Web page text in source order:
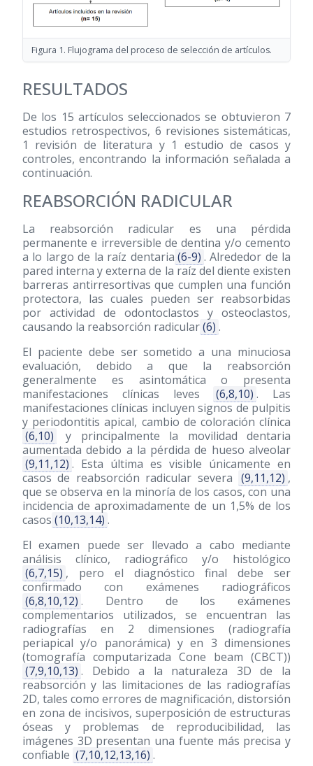
Figura 1. Flujograma del proceso de selección de artículos.
RESULTADOS
De los 15 artículos seleccionados se obtuvieron 7
estudios retrospectivos, 6 revisiones sistemáticas,
1 revisión de literatura y 1 estudio de casos y
controles, encontrando la información señalada a
continuación.
REABSORCIÓN RADICULAR
La reabsorción radicular es una pérdida
permanente e irreversible de dentina y/o cemento
a lo largo de la raíz dentaria (6-9) . Alrededor de la
pared interna y externa de la raíz del diente existen
barreras antirresortivas que cumplen una función
protectora, las cuales pueden ser reabsorbidas
por actividad de odontoclastos y osteoclastos,
causando la reabsorción radicular(6) .
El paciente debe ser sometido a una minuciosa
evaluación, debido a que la reabsorción
generalmente es asintomática o presenta
manifestaciones clínicas leves
(6,8,10) . Las
manifestaciones clínicas incluyen signos de pulpitis
y periodontitis apical, cambio de coloración clínica
(6,10)
y principalmente la movilidad dentaria
aumentada debido a la pérdida de hueso alveolar
(9,11,12) . Esta última es visible únicamente en
casos de reabsorción radicular severa (9,11,12) ,
que se observa en la minoría de los casos, con una
incidencia de aproximadamente de un 1,5% de los
casos (10,13,14) .
El examen puede ser llevado a cabo mediante
análisis clínico, radiográfico y/o histológico
(6,7,15) , pero el diagnóstico final debe ser
confirmado con exámenes radiográficos
(6,8,10,12) . Dentro de los exámenes
complementarios utilizados, se encuentran las
radiografías en 2 dimensiones (radiografía
periapical y/o panorámica) y en 3 dimensiones
(tomografía computarizada Cone beam (CBCT))
(7,9,10,13) . Debido a la naturaleza 3D de la
reabsorción y las limitaciones de las radiografías
2D, tales como errores de magnificación, distorsión
en zona de incisivos, superposición de estructuras
óseas y problemas de reproducibilidad, las
imágenes 3D presentan una fuente más precisa y
confiable (7,10,12,13,16) .